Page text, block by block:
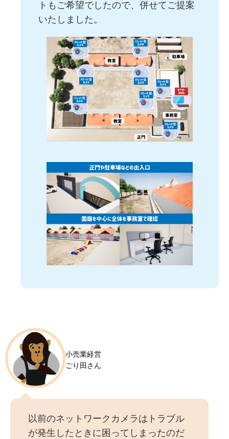
トもご希望でしたので、併せてご提案
いたしました。
小売業経営
ごり田さん
以前のネットワークカメラはトラブル
が発生したときに困ってしまったのだ